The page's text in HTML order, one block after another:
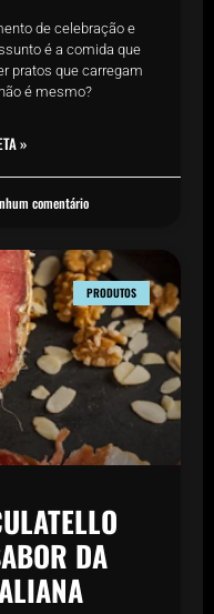
de celebração e
é a comida que
pratos que carregam
é mesmo?
»
comentário
PRODUTOS
DA